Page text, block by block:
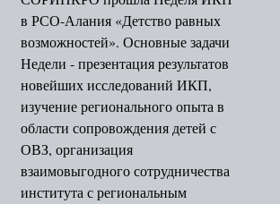
в РСО-Алания «Детство равных
возможностей». Основные задачи
Недели - презентация результатов
новейших исследований ИКП,
изучение регионального опыта в
области сопровождения детей с
ОВЗ, организация
взаимовыгодного сотрудничества
института с региональным